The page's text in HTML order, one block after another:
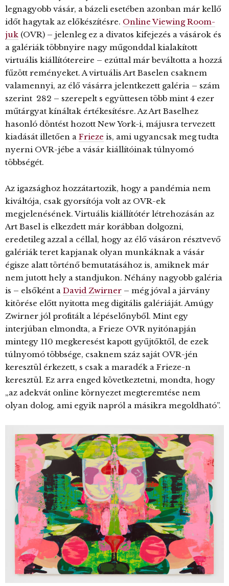
legnagyobb vásár, a bázeli esetében azonban már kellő
időt hagytak az előkészítésre. Online Viewing Room-
juk (OVR) – jelenleg ez a divatos kifejezés a vásárok és
a galériák többnyire nagy műgonddal kialakított
virtuális kiállítótereire – ezúttal már beváltotta a hozzá
fűzött reményeket. A virtuális Art Baselen csaknem
valamennyi, az élő vásárra jelentkezett galéria – szám
szerint 282 – szerepelt s együttesen több mint 4 ezer
műtárgyat kínáltak értékesítésre. Az Art Baselhez
hasonló döntést hozott New York-i, májusra tervezett
kiadását illetően a Frieze is, ami ugyancsak meg tudta
nyerni OVR-jébe a vásár kiállítóinak túlnyomó
többségét.
Az igazsághoz hozzátartozik, hogy a pandémia nem
kiváltója, csak gyorsítója volt az OVR-ek
megjelenésének. Virtuális kiállítótér létrehozásán az
Art Basel is elkezdett már korábban dolgozni,
eredetileg azzal a céllal, hogy az élő vásáron résztvevő
galériák teret kapjanak olyan munkáknak a vásár
égisze alatt történő bemutatásához is, amiknek már
nem jutott hely a standjukon. Néhány nagyobb galéria
is – elsőként a David Zwirner – még jóval a járvány
kitörése előtt nyitotta meg digitális galériáját. Amúgy
Zwirner jól profitált a lépéselőnyből. Mint egy
interjúban elmondta, a Frieze OVR nyitónapján
mintegy 110 megkeresést kapott gyűjtőktől, de ezek
túlnyomó többsége, csaknem száz saját OVR-jén
keresztül érkezett, s csak a maradék a Frieze-n
keresztül. Ez arra enged következtetni, mondta, hogy
„az adekvát online környezet megteremtése nem
olyan dolog, ami egyik napról a másikra megoldható”.